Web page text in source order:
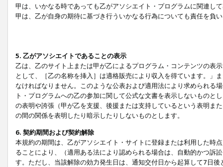
甲は、いかなる時であっても乙がアソシエイト・プログラムに関連し
甲は、乙が自身の期待に基づき行ういかなる行為についても責任を負
5. 乙がアソシエイトであることの表示
乙は、乙のサイト上または甲が乙によるプログラム・コンテンツの表
として、［乙の名称を挿入］は適格販売により収入を得ています。」
なければなりません。このような公表および適用法により求められる
ト・プログラムへの乙の参加に関して公式な文書を表示しないもの
の表明や誇張（甲が乙を支援、後援または支持しているという表明ま
の間の関係を表明したり暗示したりしないものとします。
6. 契約期間および契約解除
本規約の期間は、乙がアソシエイト・サイトに登録または利用した時
ることにより、（適用ある法により認められる場合は、自動的かつ訴
す。ただし、当該解除の効力発生日は、通知交付日から起算して7日